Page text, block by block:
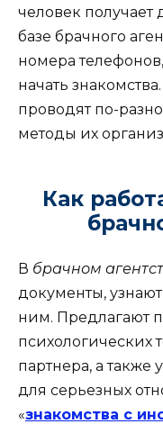
человек
базе брачного
номера
начать
проводят по-
методы их
Как
В брачном
документы,
ним. Предлагают
психологических
партнера, а также
для серьезных
«знакомства с